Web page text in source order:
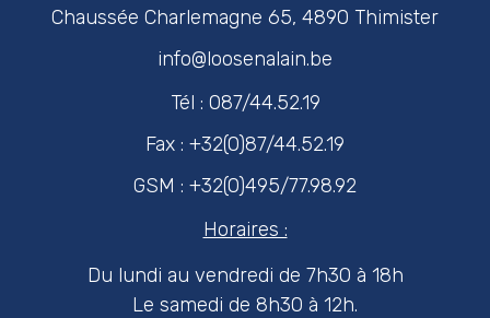
Chaussée Charlemagne 65, 4890 Thimister
info@loosenalain.be
Tél : 087/44.52.19
Fax : +32(0)87/44.52.19
GSM : +32(0)495/77.98.92
Horaires :
Du lundi au vendredi de 7h30 à 18h
Le samedi de 8h30 à 12h.